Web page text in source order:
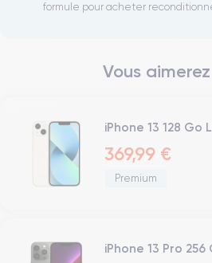
formule pour acheter
Vous
iPhone 13 128 Go
369,99 €
Premium
iPhone 13 Pro